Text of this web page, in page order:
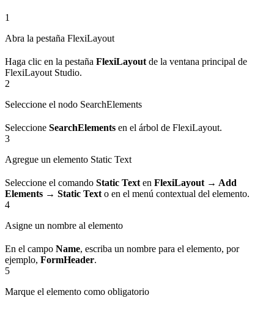
1
Abra la pestaña FlexiLayout
Haga clic en la pestaña FlexiLayout de la ventana principal de
FlexiLayout Studio.
2
Seleccione el nodo SearchElements
Seleccione SearchElements en el árbol de FlexiLayout.
3
Agregue un elemento Static Text
Seleccione el comando Static Text en FlexiLayout → Add
Elements → Static Text o en el menú contextual del elemento.
4
Asigne un nombre al elemento
En el campo Name, escriba un nombre para el elemento, por
ejemplo, FormHeader.
5
Marque el elemento como obligatorio